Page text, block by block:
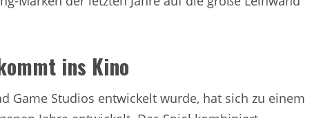
ins Kino
Game Studios entwickelt wurde, hat sich zu einem